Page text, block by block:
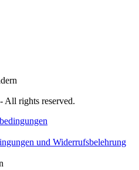
- All rights reserved.
und Widerrufsbelehrung